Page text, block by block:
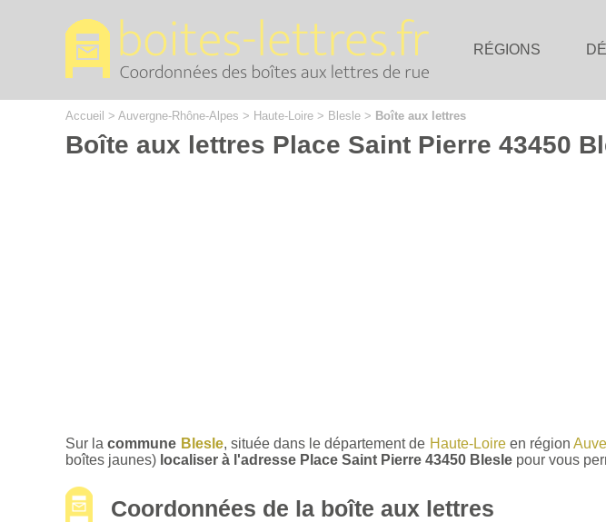
RÉGIONS
Accueil > Auvergne-Rhône-Alpes > Haute-Loire > Blesle > Boîte aux lettres
Boîte aux lettres Place Saint Pierre 43450
Sur lacommune Blesle, située dans le département de Haute-Loireen région
boîtes jaunes) localiser à l'adresse Place Saint Pierre 43450 Blesle pour vous
Coordonnées de la boîte aux lettres